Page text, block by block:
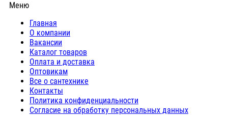
Меню
Главная
О компании
Вакансии
Каталог товаров
Оплата и доставка
Оптовикам
Все о сантехнике
Контакты
Политика конфиденциальности
Согласие на обработку персональных данных